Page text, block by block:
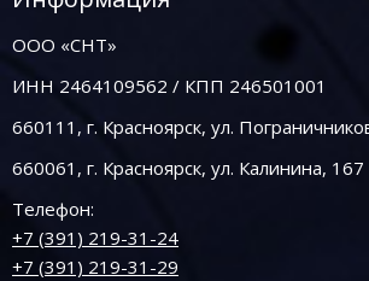
ООО «СНТ»
ИНН 2464109562 / КПП 246501001
660111, г. Красноярск, ул.
660061, г. Красноярск, ул. Калинина, 167
Телефон:
+7 (391) 219-31-24
+7 (391) 219-31-29